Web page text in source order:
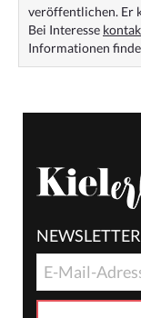
veröffentlichen. Er
Bei Interesse
Informationen